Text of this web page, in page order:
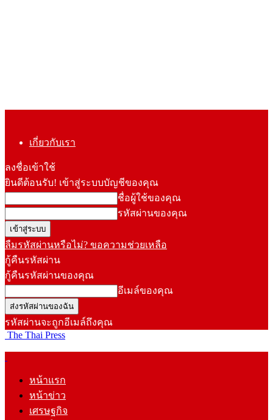
เกี่ยวกับเรา
ลงชื่อเข้าใช้
ยินดีต้อนรับ! เข้าสู่ระบบบัญชีของคุณ
ชื่อผู้ใช้ของคุณ
รหัสผ่านของคุณ
ลืมรหัสผ่านหรือไม่? ขอความช่วยเหลือ
กู้คืนรหัสผ่าน
กู้คืนรหัสผ่านของคุณ
อีเมล์ของคุณ
รหัสผ่านจะถูกอีเมล์ถึงคุณ
The Thai Press
หน้าแรก
หน้าข่าว
เศรษฐกิจ